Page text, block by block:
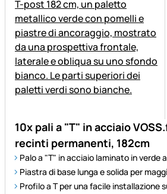
10x pali a "T" in acciaio
recinti permanenti, 182cm
Palo a "T" in acciaio laminato in verde
Piastra di base lunga e solida per
Profilo a T per una facile installazione